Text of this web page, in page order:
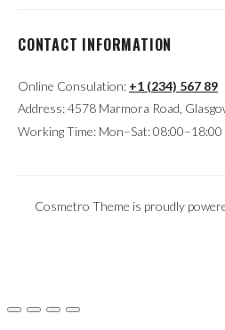
CONTACT INFORMATION
Online Consulation: +1 (234) 567 89
Address: 4578 Marmora Road,
Working Time: Mon–Sat: 08:00–18:00
Cosmetro Theme is proudly